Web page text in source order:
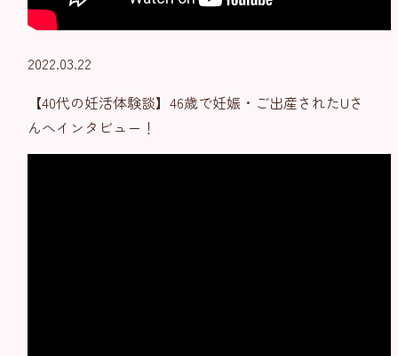
2022.03.22
【40代の妊活体験談】46歳で妊娠・ご出産されたUさ
んへインタビュー！